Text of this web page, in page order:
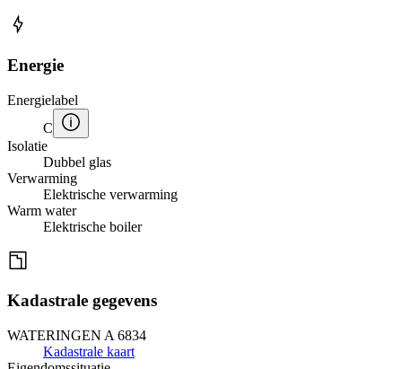
Energie
Energielabel
C
Isolatie
Dubbel glas
Verwarming
Elektrische verwarming
Warm water
Elektrische boiler
Kadastrale gegevens
WATERINGEN A 6834
Kadastrale kaart